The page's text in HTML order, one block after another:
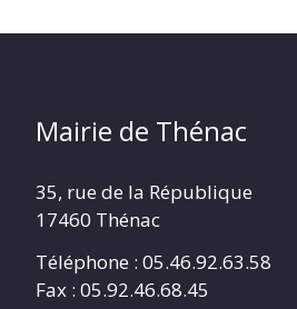
Mairie de Thénac
35, rue de la République
17460 Thénac
Téléphone : 05.46.92.63.58
Fax : 05.92.46.68.45